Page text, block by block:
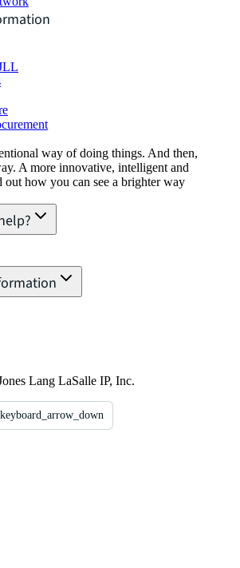
way of doing things. And then,
A more innovative, intelligent and
out how you can see a brighter way
Lang LaSalle IP, Inc.
keyboard_arrow_down